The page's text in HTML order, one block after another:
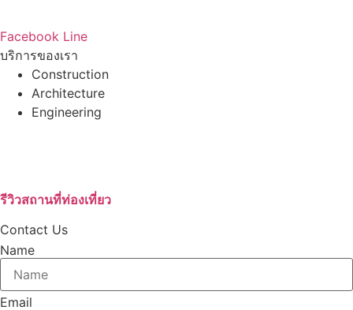
Facebook Line
บริการของเรา
Construction
Architecture
Engineering
รีวิวสถานที่ท่องเที่ยว
Contact Us
Name
Email